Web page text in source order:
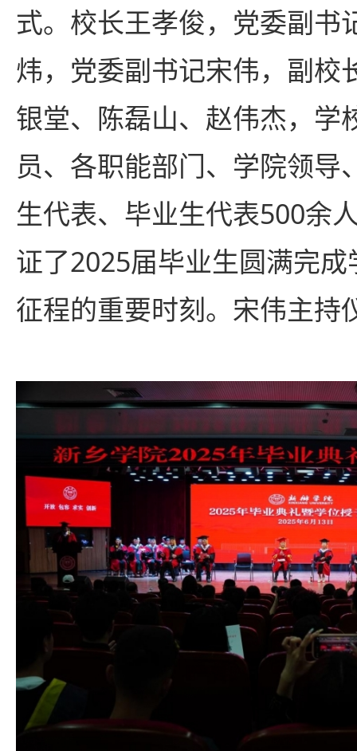
式。校长王孝俊，党委副书
炜，党委副书记宋伟，副校
银堂、陈磊山、赵伟杰，学
员、各职能部门、学院领导
生代表、毕业生代表500余
证了2025届毕业生圆满完
征程的重要时刻。宋伟主持